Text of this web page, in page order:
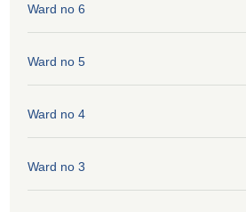
Ward no 6
Ward no 5
Ward no 4
Ward no 3